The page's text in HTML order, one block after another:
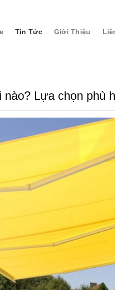
Tin Tức Giới Thiệu
Lựa chọn phù